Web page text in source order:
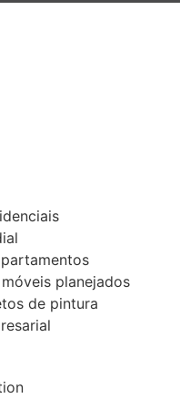
planejados
de pintura